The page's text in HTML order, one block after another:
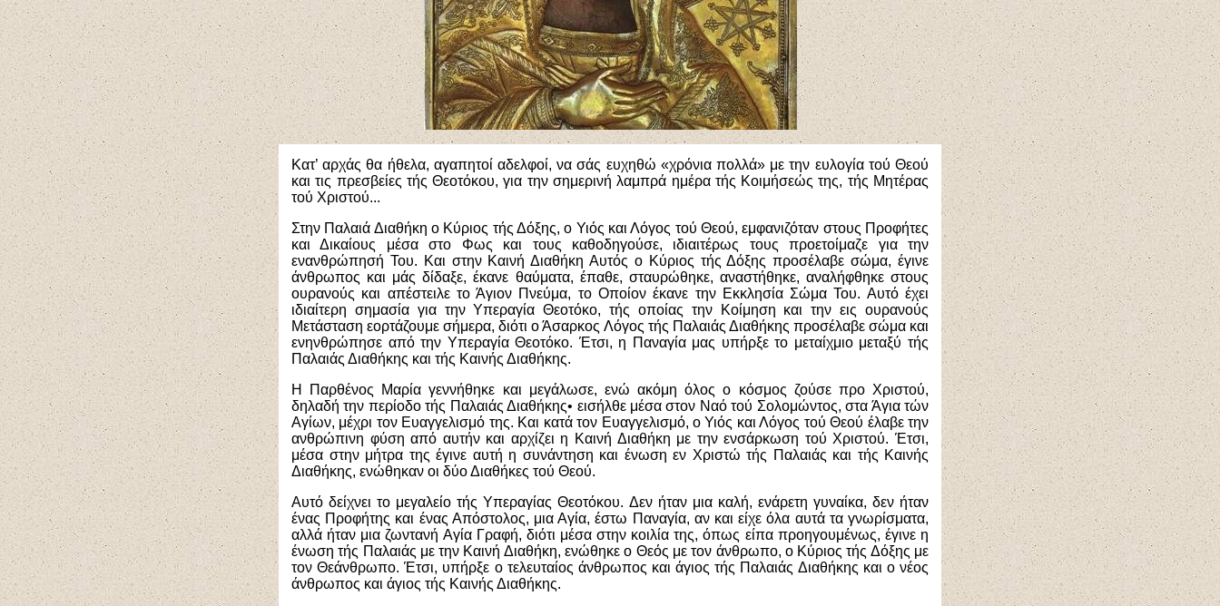
Κατ’ αρχάς θα ήθελα, αγαπητοί αδελφοί, να σάς ευχηθώ «χρόνια πολλά» με την ευλογία τού Θεού
και τις πρεσβείες τής Θεοτόκου, για την σημερινή λαμπρά ημέρα τής Κοιμήσεώς της, τής Μητέρας
τού Χριστού...
Στην Παλαιά Διαθήκη ο Κύριος τής Δόξης, ο Υιός και Λόγος τού Θεού, εμφανιζόταν στους Προφήτες
και Δικαίους μέσα στο Φως και τους καθοδηγούσε, ιδιαιτέρως τους προετοίμαζε για την
ενανθρώπησή Του. Και στην Καινή Διαθήκη Αυτός ο Κύριος τής Δόξης προσέλαβε σώμα, έγινε
άνθρωπος και μάς δίδαξε, έκανε θαύματα, έπαθε, σταυρώθηκε, αναστήθηκε, αναλήφθηκε στους
ουρανούς και απέστειλε το Άγιον Πνεύμα, το Οποίον έκανε την Εκκλησία Σώμα Του. Αυτό έχει
ιδιαίτερη σημασία για την Υπεραγία Θεοτόκο, τής οποίας την Κοίμηση και την εις ουρανούς
Μετάσταση εορτάζουμε σήμερα, διότι ο Άσαρκος Λόγος τής Παλαιάς Διαθήκης προσέλαβε σώμα και
ενηνθρώπησε από την Υπεραγία Θεοτόκο. Έτσι, η Παναγία μας υπήρξε το μεταίχμιο μεταξύ τής
Παλαιάς Διαθήκης και τής Καινής Διαθήκης.
Η Παρθένος Μαρία γεννήθηκε και μεγάλωσε, ενώ ακόμη όλος ο κόσμος ζούσε προ Χριστού,
δηλαδή την περίοδο τής Παλαιάς Διαθήκης• εισήλθε μέσα στον Ναό τού Σολομώντος, στα Άγια τών
Αγίων, μέχρι τον Ευαγγελισμό της. Και κατά τον Ευαγγελισμό, ο Υιός και Λόγος τού Θεού έλαβε την
ανθρώπινη φύση από αυτήν και αρχίζει η Καινή Διαθήκη με την ενσάρκωση τού Χριστού. Έτσι,
μέσα στην μήτρα της έγινε αυτή η συνάντηση και ένωση εν Χριστώ τής Παλαιάς και τής Καινής
Διαθήκης, ενώθηκαν οι δύο Διαθήκες τού Θεού.
Αυτό δείχνει το μεγαλείο τής Υπεραγίας Θεοτόκου. Δεν ήταν μια καλή, ενάρετη γυναίκα, δεν ήταν
ένας Προφήτης και ένας Απόστολος, μια Αγία, έστω Παναγία, αν και είχε όλα αυτά τα γνωρίσματα,
αλλά ήταν μια ζωντανή Αγία Γραφή, διότι μέσα στην κοιλία της, όπως είπα προηγουμένως, έγινε η
ένωση τής Παλαιάς με την Καινή Διαθήκη, ενώθηκε ο Θεός με τον άνθρωπο, ο Κύριος τής Δόξης με
τον Θεάνθρωπο. Έτσι, υπήρξε ο τελευταίος άνθρωπος και άγιος τής Παλαιάς Διαθήκης και ο νέος
άνθρωπος και άγιος τής Καινής Διαθήκης.